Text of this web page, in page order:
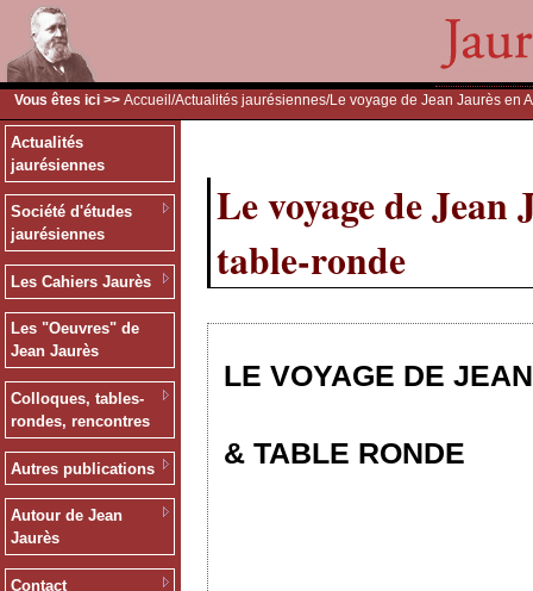
Vous êtes ici >> Accueil /Actualités jaurésiennes/Le voyage de Jean Jaurès en
Actualités
jaurésiennes
Société d'études
jaurésiennes
Les Cahiers Jaurès
Les "Oeuvres" de
Jean Jaurès
Colloques, tables-
rondes, rencontres
Autres publications
Autour de Jean
Jaurès
Contact
Le voyage de
table-ronde
LE VOYAGE DE
& TABLE RONDE